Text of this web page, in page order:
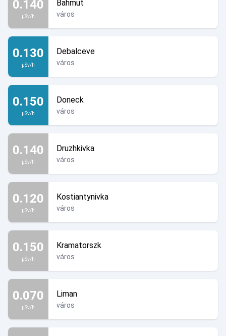
0.140
µSv/h
Bahmut
város
0.130
µSv/h
Debalceve
város
0.150
µSv/h
Doneck
város
0.140
µSv/h
Druzhkivka
város
0.120
µSv/h
Kostiantynivka
város
0.150
µSv/h
Kramatorszk
város
0.070
µSv/h
Liman
város